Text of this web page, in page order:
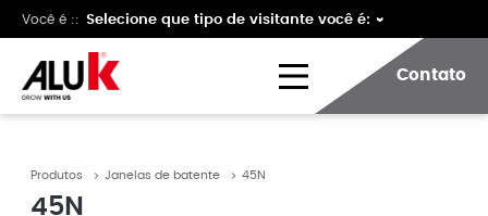
Você é ::
Contato
Produtos Janelas de batente 45N
45N